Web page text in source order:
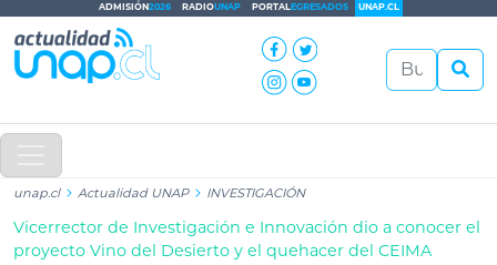
ADMISIÓN2026 RADIOUNAP PORTALEGRESADOS UNAP.CL
unap.cl Actualidad UNAP INVESTIGACIÓN
Vicerrector de Investigación e Innovación dio a conocer el
proyecto Vino del Desierto y el quehacer del CEIMA